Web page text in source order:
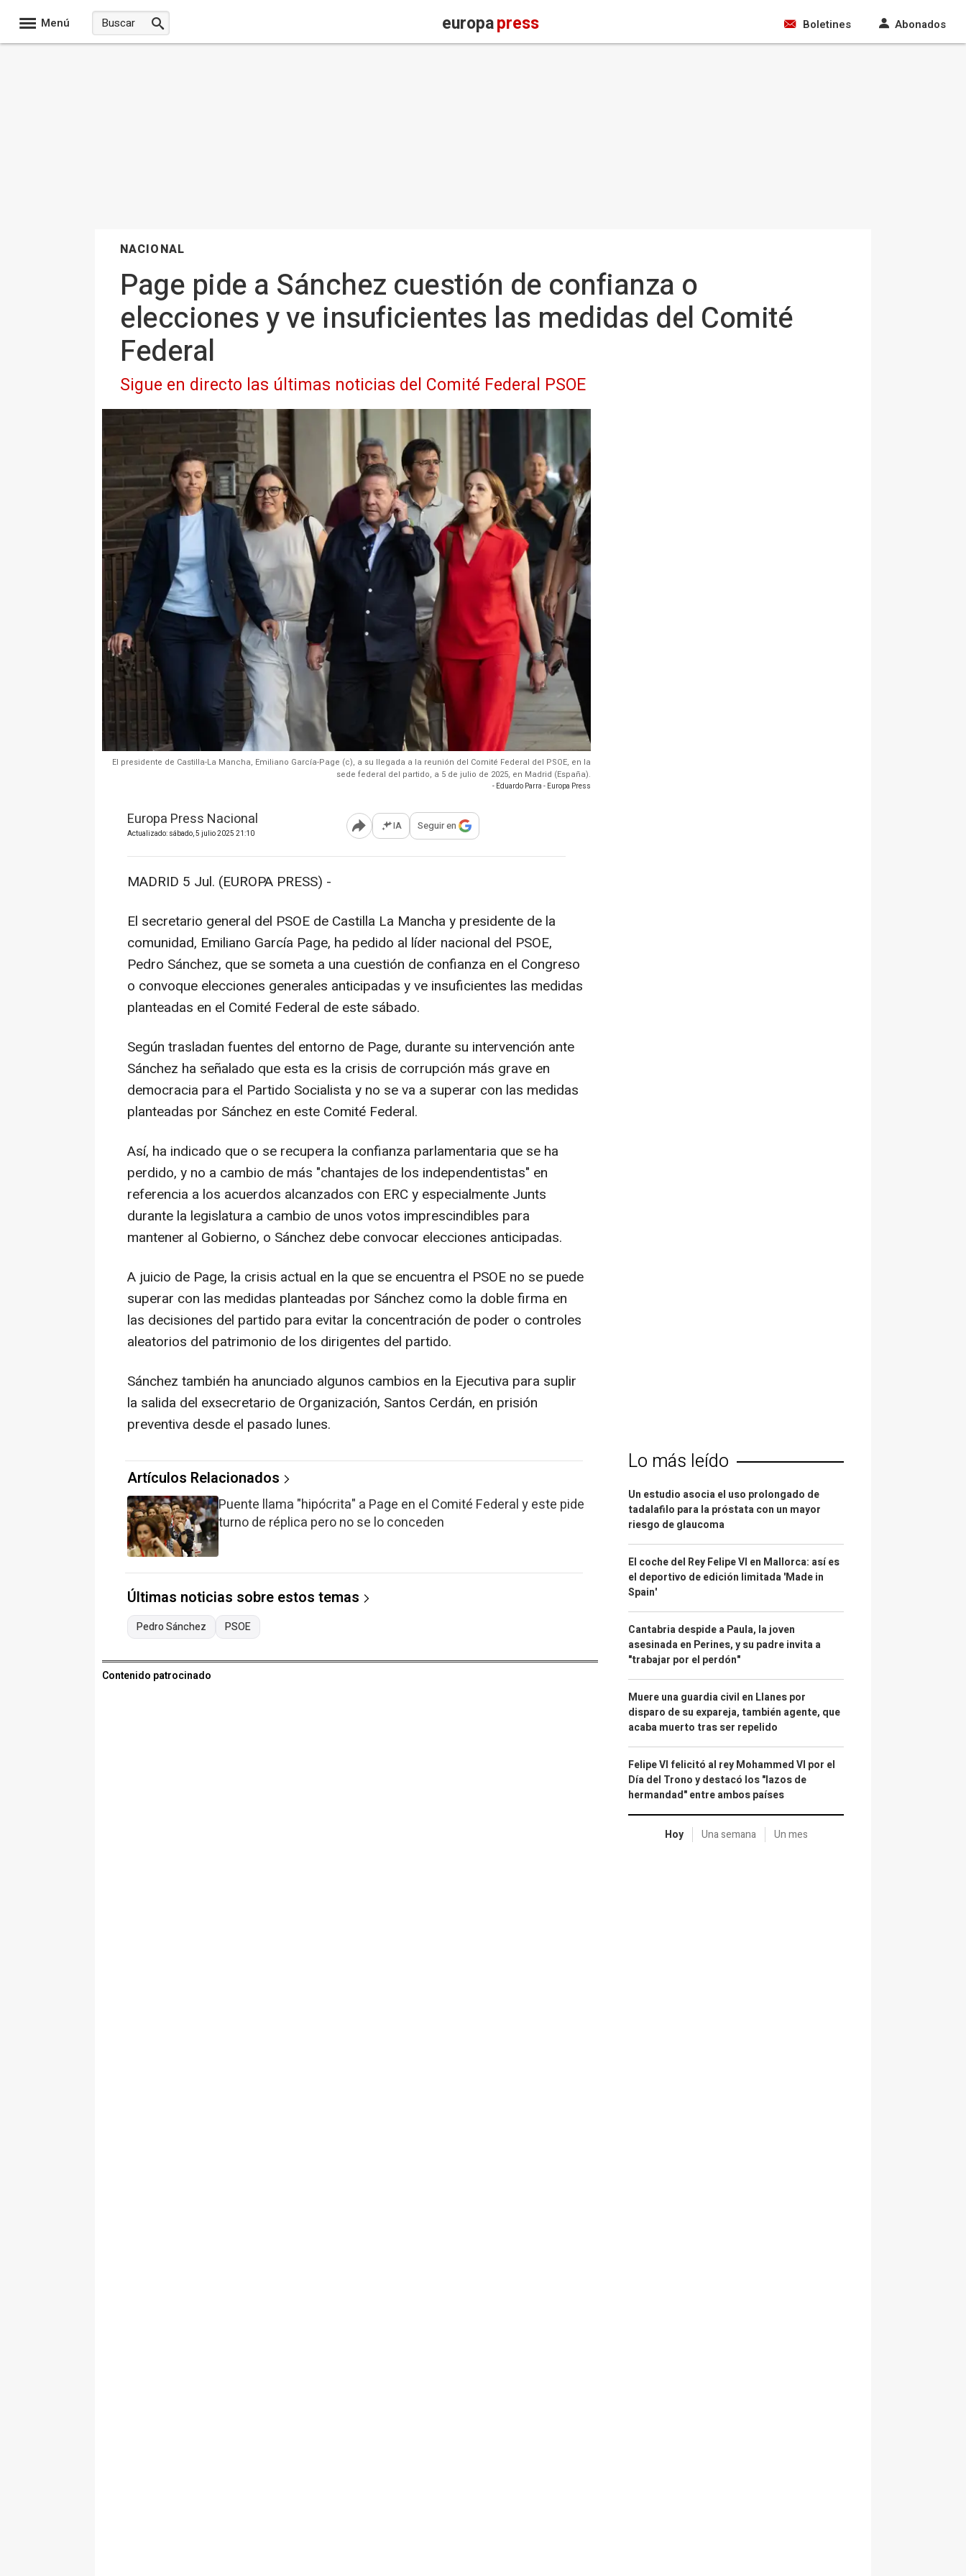
Menú europapress Boletines Abonados
NACIONAL
Page pide a Sánchez cuestión de confianza o
elecciones y ve insuficientes las medidas del Comité
Federal
Sigue en directo las últimas noticias del Comité Federal PSOE
El presidente de Castilla-La Mancha, Emiliano García-Page (c), a su llegada a la reunión del Comité Federal del PSOE, en la
sede federal del partido, a 5 de julio de 2025, en Madrid (España).
- Eduardo Parra - Europa Press
Europa Press Nacional
Actualizado: sábado, 5 julio 2025 21:10 Abrir opciones para compartir
IA Seguir en
MADRID 5 Jul. (EUROPA PRESS) -
El secretario general del PSOE de Castilla La Mancha y presidente de la
comunidad, Emiliano García Page, ha pedido al líder nacional del PSOE,
Pedro Sánchez, que se someta a una cuestión de confianza en el Congreso
o convoque elecciones generales anticipadas y ve insuficientes las medidas
planteadas en el Comité Federal de este sábado.
Según trasladan fuentes del entorno de Page, durante su intervención ante
Sánchez ha señalado que esta es la crisis de corrupción más grave en
democracia para el Partido Socialista y no se va a superar con las medidas
planteadas por Sánchez en este Comité Federal.
Así, ha indicado que o se recupera la confianza parlamentaria que se ha
perdido, y no a cambio de más "chantajes de los independentistas" en
referencia a los acuerdos alcanzados con ERC y especialmente Junts
durante la legislatura a cambio de unos votos imprescindibles para
mantener al Gobierno, o Sánchez debe convocar elecciones anticipadas.
A juicio de Page, la crisis actual en la que se encuentra el PSOE no se puede
superar con las medidas planteadas por Sánchez como la doble firma en
las decisiones del partido para evitar la concentración de poder o controles
aleatorios del patrimonio de los dirigentes del partido.
Sánchez también ha anunciado algunos cambios en la Ejecutiva para suplir
la salida del exsecretario de Organización, Santos Cerdán, en prisión
preventiva desde el pasado lunes.
Artículos Relacionados
Puente llama "hipócrita" a Page en el Comité Federal y este pide
turno de réplica pero no se lo conceden
Últimas noticias sobre estos temas
Pedro Sánchez PSOE
Contenido patrocinado
Lo más leído
Un estudio asocia el uso prolongado de
tadalafilo para la próstata con un mayor
riesgo de glaucoma
El coche del Rey Felipe VI en Mallorca: así es
el deportivo de edición limitada 'Made in
Spain'
Cantabria despide a Paula, la joven
asesinada en Perines, y su padre invita a
"trabajar por el perdón"
Muere una guardia civil en Llanes por
disparo de su expareja, también agente, que
acaba muerto tras ser repelido
Felipe VI felicitó al rey Mohammed VI por el
Día del Trono y destacó los "lazos de
hermandad" entre ambos países
Hoy Una semana Un mes